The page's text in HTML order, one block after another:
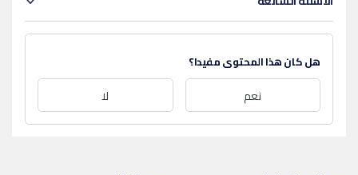
هل كان هذا المحتوى مفيدا؟
نعم لا